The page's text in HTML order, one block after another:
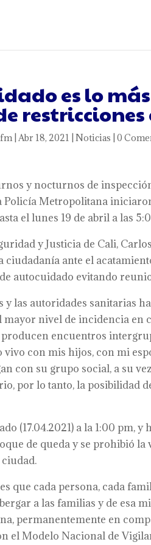
es lo
restricciones
|Abr 18, 2021 |Noticias |0
y nocturnos de
Policía Metropolitana
el lunes 19 de abril a las
y Justicia de Cali,
ante el
autocuidado evitando
y las autoridades sanitarias
mayor nivel de incidencia en
encuentros
vivo con mis hijos, con mi
con su grupo social, a su
por lo tanto, la posibilidad
(17.04.2021) a la 1:00 pm,
de queda y se prohibió la
que cada persona, cada
a las familias y de esa
permanentemente en
el Modelo Nacional de